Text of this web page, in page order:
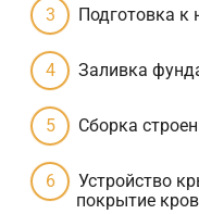
Подготовка к
Заливка
Сборка
Устройство
покрытие